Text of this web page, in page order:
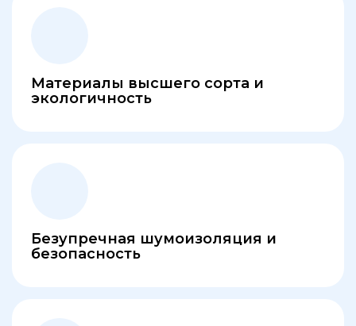
Материалы высшего сорта и
экологичность
Безупречная шумоизоляция и
безопасность